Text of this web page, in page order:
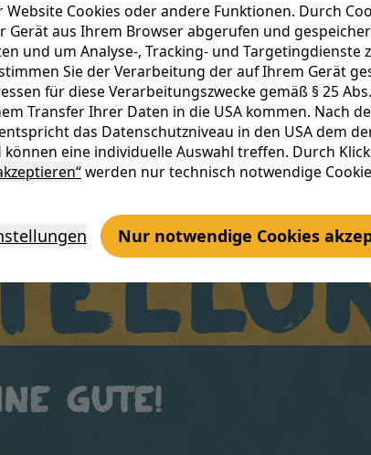
Cookies oder andere Funktionen. Durch
aus Ihrem Browser abgerufen und
und um Analyse-, Tracking- und Targetingdienste
Sie der Verarbeitung der auf Ihrem Gerät
für diese Verarbeitungszwecke gemäß § 25 Abs.
Transfer Ihrer Daten in die USA kommen. Nach
das Datenschutzniveau in den USA dem
eine individuelle Auswahl treffen. Durch
werden nur technisch notwendige
Nur notwendige Cookies
Gute!